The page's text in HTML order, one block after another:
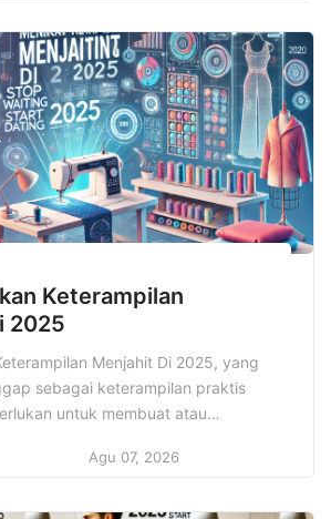
kesejahteraan mental banyak
depresi, dan gangguan
yang banyak dihadapi oleh
Keterampilan
2025
Menjahit Di 2025, yang
sebagai keterampilan praktis
untuk membuat atau
jauh lebih bernilai di dunia modern.
kebutuhan pribadi, tetapi
Agu 07, 2026